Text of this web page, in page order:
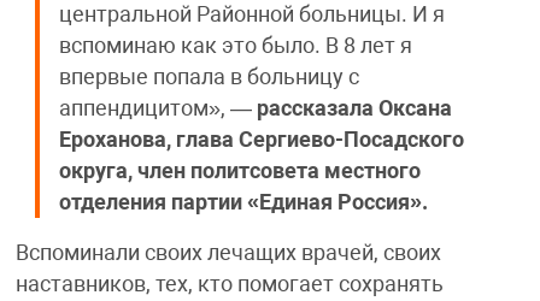
центральной Районной больницы. И я
вспоминаю как это было. В 8 лет я
впервые попала в больницу с
аппендицитом», — рассказала Оксана
Ероханова, глава Сергиево-Посадского
округа, член политсовета местного
отделения партии «Единая Россия».
Вспоминали своих лечащих врачей, своих
наставников, тех, кто помогает сохранять